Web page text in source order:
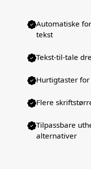
Automatiske
tekst
Tekst-til-tale
Hurtigtaster
Flere
Tilpassbare
alternativer